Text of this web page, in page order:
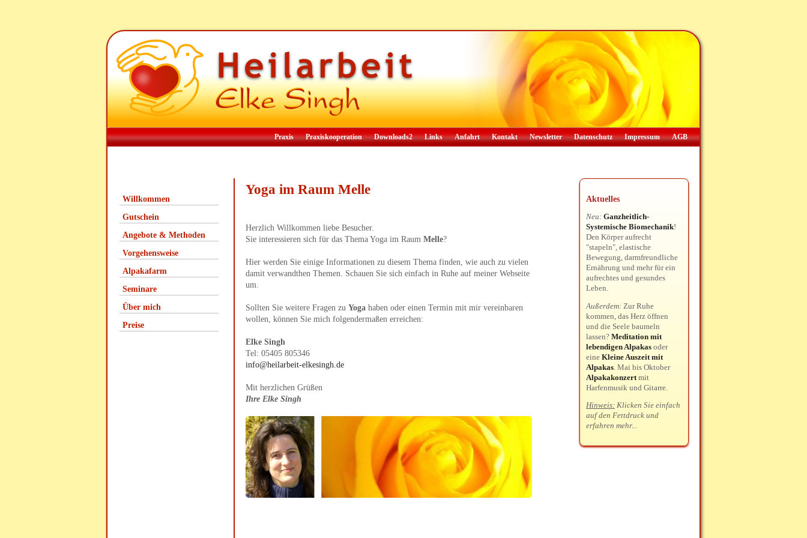
Praxis Praxiskooperation Downloads2 Links Anfahrt Kontakt Newsletter Datenschutz Impressum AGB
Willkommen
Gutschein
Angebote & Methoden
Vorgehensweise
Alpakafarm
Seminare
Über mich
Preise
Yoga im Raum Melle
Herzlich Willkommen liebe Besucher.
Sie interessieren sich für das Thema Yoga im Raum Melle?
Hier werden Sie einige Informationen zu diesem Thema finden, wie auch zu vielen
damit verwandthen Themen. Schauen Sie sich einfach in Ruhe auf meiner Webseite
um.
Sollten Sie weitere Fragen zu Yoga haben oder einen Termin mit mir vereinbaren
wollen, können Sie mich folgendermaßen erreichen:
Elke Singh
Tel: 05405 805346
info@heilarbeit-elkesingh.de
Mit herzlichen Grüßen
Ihre Elke Singh
Aktuelles
Neu: Ganzheitlich-
Systemische Biomechanik!
Den Körper aufrecht
"stapeln", elastische
Bewegung, darmfreundliche
Ernährung und mehr für ein
aufrechtes und gesundes
Leben.
Außerdem: Zur Ruhe
kommen, das Herz öffnen
und die Seele baumeln
lassen? Meditation mit
lebendigen Alpakas oder
eine Kleine Auszeit mit
Alpakas . Mai bis Oktober
Alpakakonzert mit
Harfenmusik und Gitarre.
Hinweis: Klicken Sie einfach
auf den Fettdruck und
erfahren mehr...